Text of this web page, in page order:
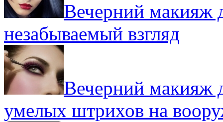
Вечерний макияж
незабываемый взгляд
Вечерний макияж
умелых штрихов на